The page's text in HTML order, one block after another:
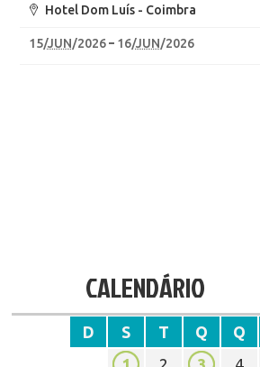
Hotel Dom Luís - Coimbra
15/JUN/2026 16/JUN/2026
CALENDÁRIO
D S T Q Q